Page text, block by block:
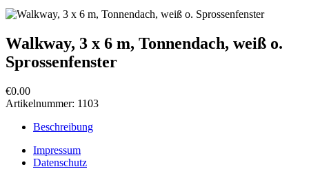
Walkway, 3 x 6 m, Tonnendach, weiß o.
Sprossenfenster
€0.00
Artikelnummer: 1103
Beschreibung
Impressum
Datenschutz